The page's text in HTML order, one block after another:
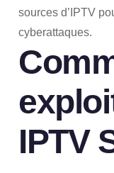
sources d’IPTV
cyberattaques.
IPTV